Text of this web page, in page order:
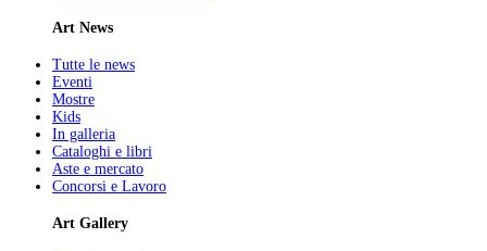
Art News
Tutte le news
Eventi
Mostre
Kids
In galleria
Cataloghi e libri
Aste e mercato
Concorsi e Lavoro
Art Gallery